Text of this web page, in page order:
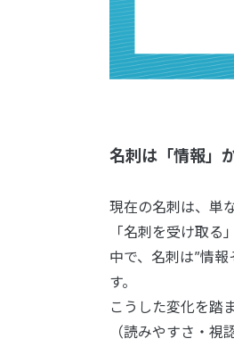
名刺は「情報」
現在の名刺は、単
「名刺を受け取
中で、名刺は”情
す。
こうした変化を踏
（読みやすさ・